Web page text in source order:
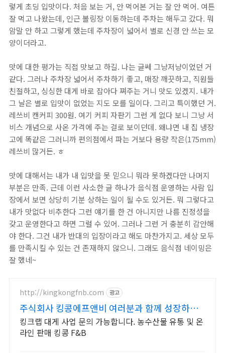
렇게 초딩 입맛이다. 처음 보는 거, 안 먹어본 거는 잘 안 먹어. 여튼
잘 먹고 나왔는데, 인근 볼링장 이동하는데 주차는 해두고 갔다. 뭐
암말 안 하고 그렇게 했는데 주차장이 넓어서 별로 신경 안 쓰는 모
양이더라고.
맛에 대한 평가는 직접 맛보고 하길. 나는 글쎄 그냥저냥이었던 거
같다. 그러나 주차장 넓어서 주차하기 좋고, 매장 깨끗하고, 직원들
친절하고, 싱싱한 대게 바로 잡아다 쪄주는 거니 맛도 있겠지. 내가
그 날은 별로 입맛이 없었는 지도 모를 일이다. 그리고 특이했던 거.
레쓰비 캔커피 300원. 여기 커피 자판기 그런 게 없다 보니 그냥 서
비스 개념으로 사온 가격에 주는 걸로 보이던데. 왜냐면 내 집 냉장
고에 똑같은 그러니까 편의점에서 파는 거보다 용량 작은(175mm)
레쓰비 많거든. ㅎ
맛에 대해서는 내가 내 입맛을 못 믿으니 뭐라 못하겠다만 나머지
부분은 만족. 근데 이런 사소한 글 하나가 음식점 운영하는 사람 입
장에서 보면 상당히 기분 상하는 일이 될 수도 있거든. 뭐 그렇다고
내가 맛없다 비추한다 그런 얘기를 한 건 아니지만 나름 진정성을
갖고 운영한다고 하면 그럴 수 있어. 그러나 그런 거 충분히 감안해
야 한다. 그건 내가 반대의 입장이라고 해도 마찬가지고. 세상 모두
를 만족시킬 수 있는 건 존재하지 않으니. 그래도 음식점 네이밍은
잘 했네~
http://kingkongfnb.com 광고
주식회사 킹콩에프앤비 여러분과 함께 성장하겠
습니다
킹크랩 대게 사업 문의 가능합니다. 농수산물 유통 및 온
라인 판매 킹콩 F&B